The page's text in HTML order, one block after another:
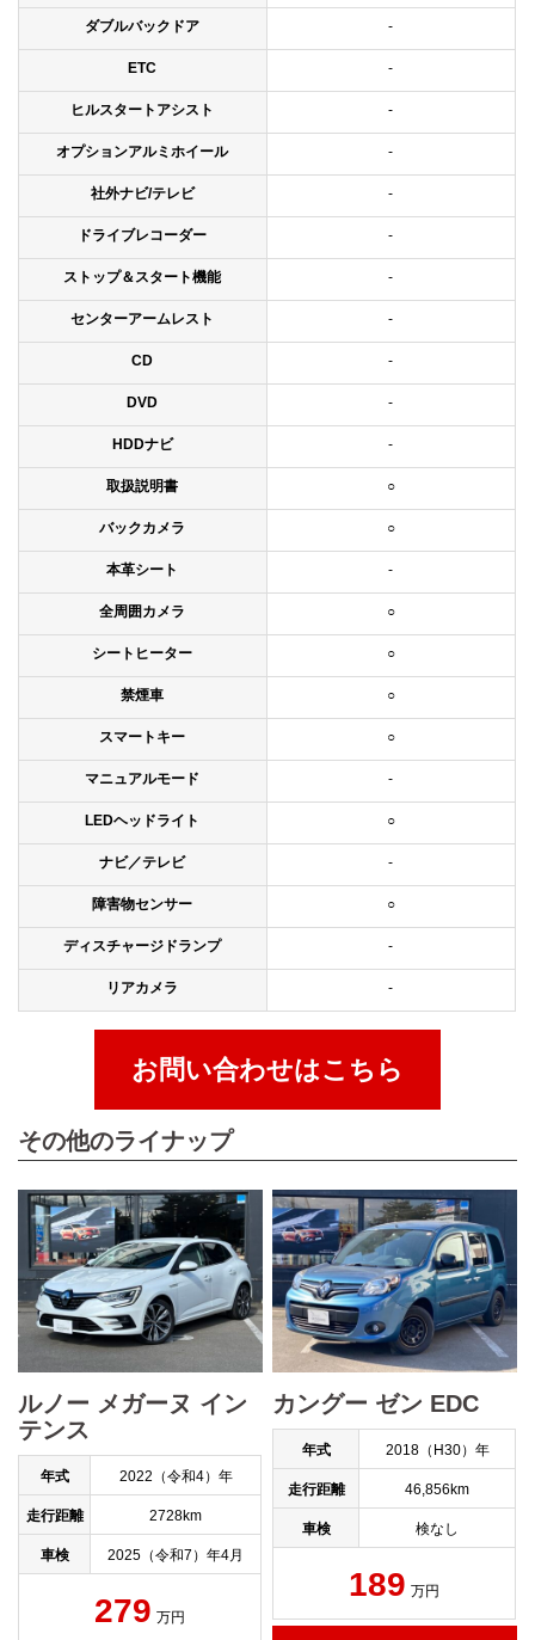
ダブルバックドア -
ETC -
ヒルスタートアシスト -
オプションアルミホイール -
社外ナビ/テレビ -
ドライブレコーダー -
ストップ＆スタート機能 -
センターアームレスト -
CD -
DVD -
HDDナビ -
取扱説明書 ○
バックカメラ ○
本革シート -
全周囲カメラ ○
シートヒーター ○
禁煙車 ○
スマートキー ○
マニュアルモード -
LEDヘッドライト ○
ナビ／テレビ -
障害物センサー ○
ディスチャージドランプ -
リアカメラ -
お問い合わせはこちら
その他のライナップ
ルノー メガーヌ イン
テンス
年式 2022（令和4）年
走行距離 2728km
車検 2025（令和7）年4月
279 万円
カングー ゼン EDC
年式 2018（H30）年
走行距離 46,856km
車検 検なし
189 万円